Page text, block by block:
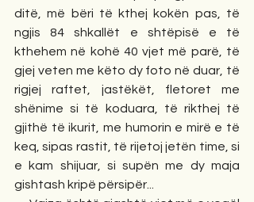
ditë, më bëri të kthej kokën pas, të
ngjis 84 shkallët e shtëpisë e të
kthehem në kohë 40 vjet më parë, të
gjej veten me këto dy foto në duar, të
rigjej raftet, jastëkët, fletoret me
shënime si të koduara, të rikthej të
gjithë të ikurit, me humorin e mirë e të
keq, sipas rastit, të rijetoj jetën time, si
e kam shijuar, si supën me dy maja
gishtash kripë përsipër...